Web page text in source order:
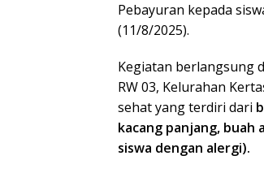
Pebayuran kepada
(11/8/2025).
Kegiatan berlangsung
RW 03, Kelurahan
sehat yang terdiri dari
kacang panjang, buah
siswa dengan alergi).